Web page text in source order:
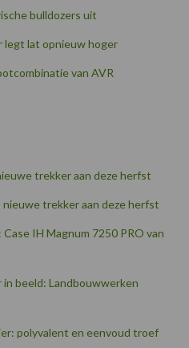
bulldozers uit
legt lat opnieuw hoger
van AVR
trekker aan deze herfst
trekker aan deze herfst
IH Magnum 7250 PRO van
in beeld: Landbouwwerken
polyvalent en eenvoud troef